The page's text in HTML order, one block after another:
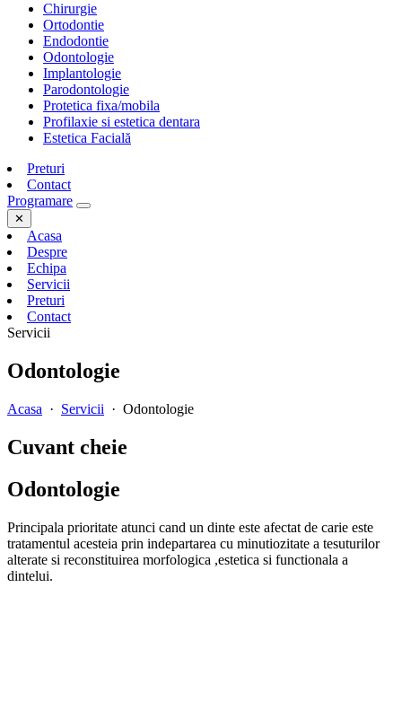
Chirurgie
Ortodontie
Endodontie
Odontologie
Implantologie
Parodontologie
Protetica fixa/mobila
Profilaxie si estetica dentara
Estetica Facială
Preturi
Contact
Programare
✕
Acasa
Despre
Echipa
Servicii
Preturi
Contact
Servicii
Odontologie
Acasa · Servicii · Odontologie
Cuvant cheie
Odontologie
Principala prioritate atunci cand un dinte este afectat de carie este
tratamentul acesteia prin indepartarea cu minutiozitate a tesuturilor
alterate si reconstituirea morfologica ,estetica si functionala a
dintelui.